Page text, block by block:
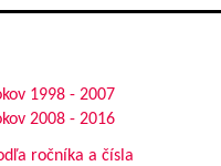
1998 - 2007
2008 - 2016
ročníka a čísla